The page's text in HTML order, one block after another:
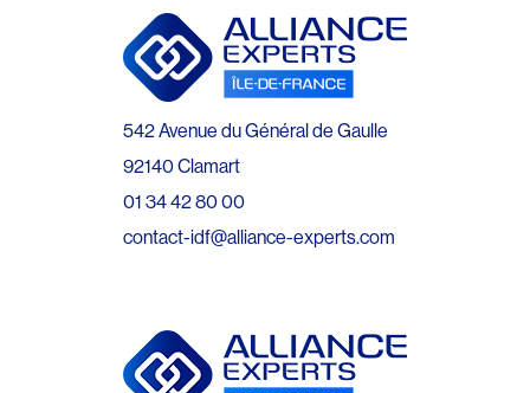
542 Avenue du Général de Gaulle
92140 Clamart
01 34 42 80 00
contact-idf@alliance-experts.com